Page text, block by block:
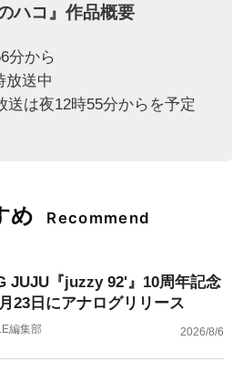
ハコ』作品概要
分から
放送中
は夜12時55分からを予定
め Recommend
JUJU『juzzy 92'』10周年記念
23日にアナログリリース
編集部 2026/8/6